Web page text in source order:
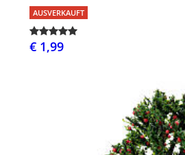
AUSVERKAUFT
€ 1,99